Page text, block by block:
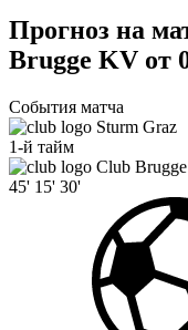
Прогноз на
Brugge KV от
События матча
Sturm Graz
1-й тайм
Club
45' 15' 30'